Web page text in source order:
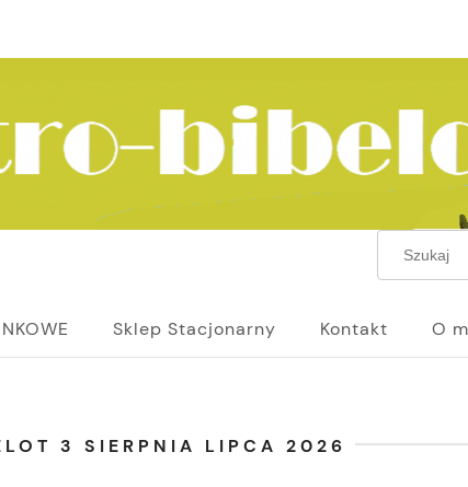
Sklep Stacjonarny Kontakt O
3 SIERPNIA LIPCA 2026